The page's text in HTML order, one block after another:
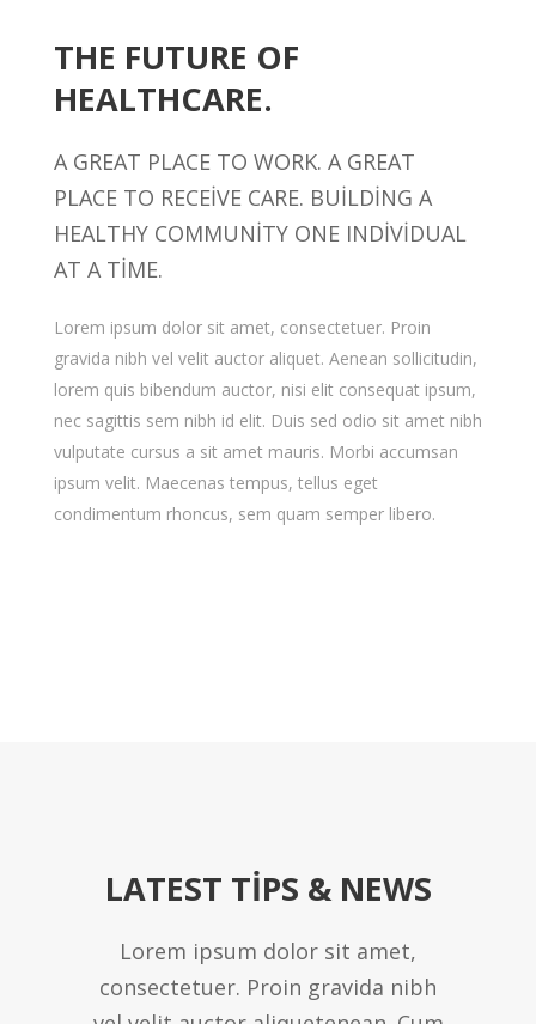
THE FUTURE OF
HEALTHCARE.
A GREAT PLACE TO WORK. A GREAT
PLACE TO RECEIVE CARE. BUILDING A
HEALTHY COMMUNITY ONE INDIVIDUAL
AT A TIME.
Lorem ipsum dolor sit amet, consectetuer. Proin
gravida nibh vel velit auctor aliquet. Aenean sollicitudin,
lorem quis bibendum auctor, nisi elit consequat ipsum,
nec sagittis sem nibh id elit. Duis sed odio sit amet nibh
vulputate cursus a sit amet mauris. Morbi accumsan
ipsum velit. Maecenas tempus, tellus eget
condimentum rhoncus, sem quam semper libero.
LATEST TIPS & NEWS
Lorem ipsum dolor sit amet,
consectetuer. Proin gravida nibh